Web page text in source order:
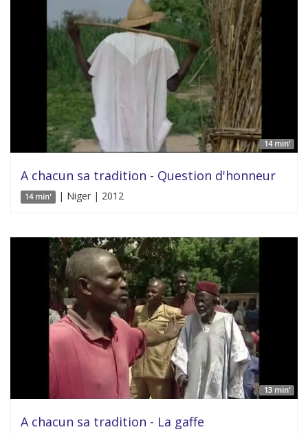
14 min'
A chacun sa tradition - Question d'honneur
14 min' | Niger | 2012
13 min'
A chacun sa tradition - La gaffe